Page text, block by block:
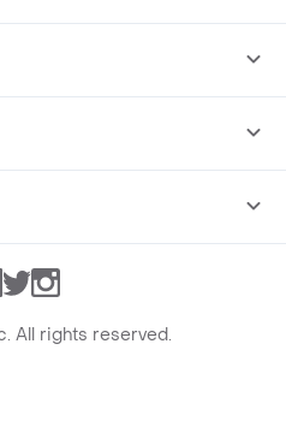
TwitterInstagram
All rights reserved.